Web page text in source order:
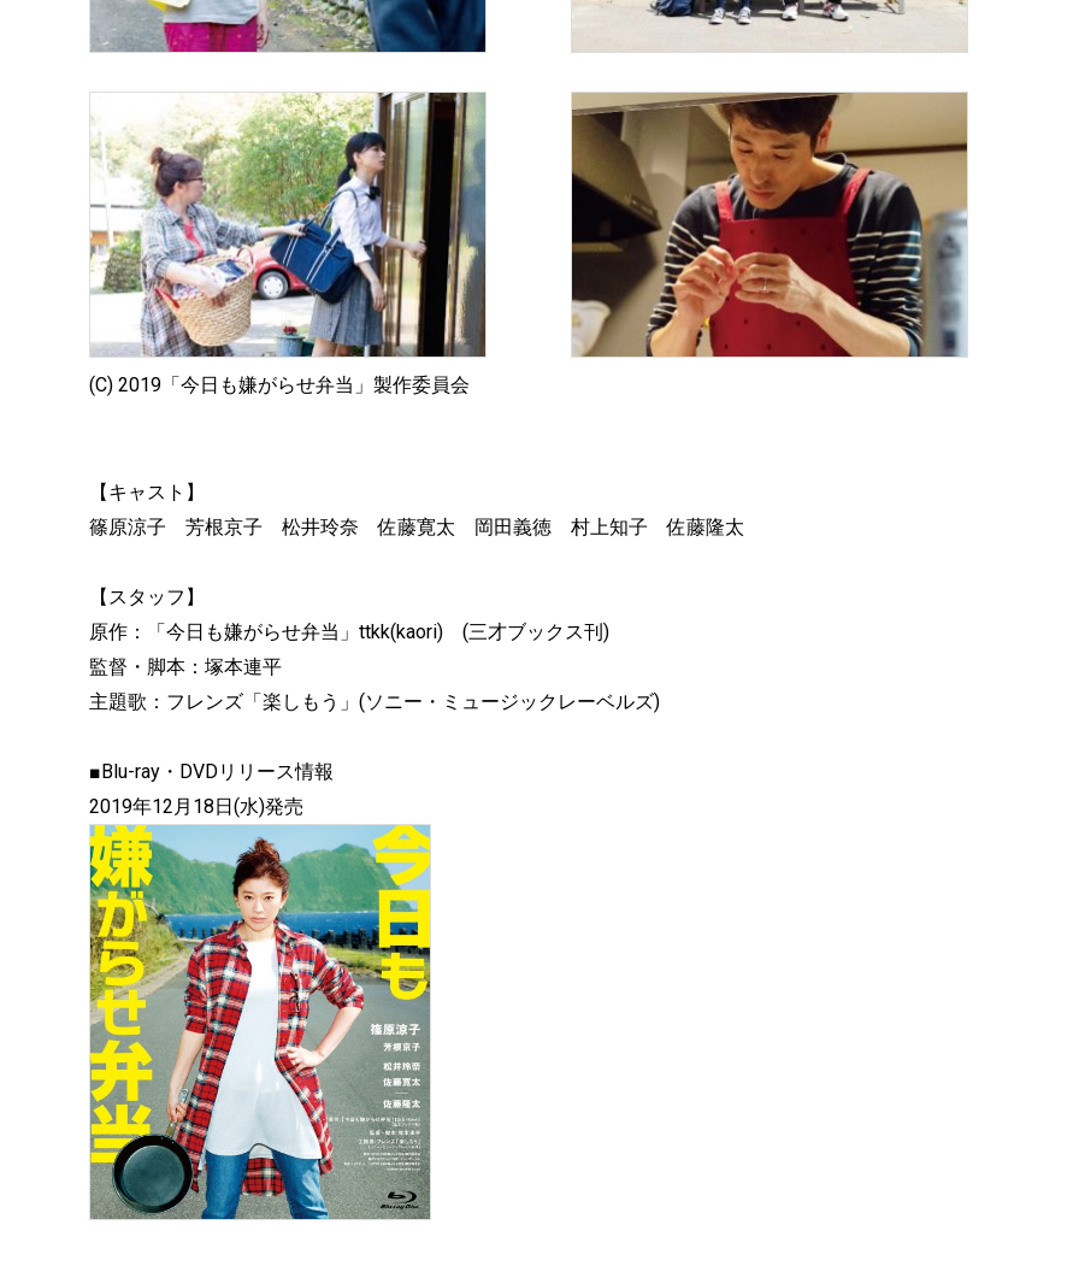
(C) 2019「今日も嫌がらせ弁当」製作委員会
【キャスト】
篠原涼子 芳根京子 松井玲奈 佐藤寛太 岡田義徳 村上知子 佐藤隆太
【スタッフ】
原作：「今日も嫌がらせ弁当」ttkk(kaori) (三才ブックス刊)
監督・脚本：塚本連平
主題歌：フレンズ「楽しもう」(ソニー・ミュージックレーベルズ)
■Blu-ray・DVDリリース情報
2019年12月18日(水)発売